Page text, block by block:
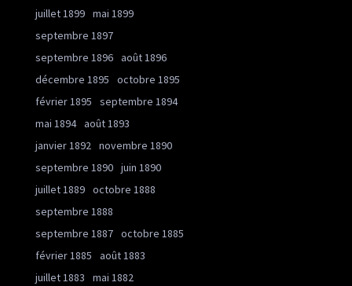
juillet 1899 mai 1899
septembre 1897
septembre 1896 août 1896
décembre 1895
octobre 1895
février 1895
septembre 1894
mai 1894 août 1893
janvier 1892 novembre 1890
septembre 1890 juin 1890
juillet 1889 octobre 1888
septembre 1888
septembre 1887 octobre 1885
février 1885
août 1883
juillet 1883
mai 1882